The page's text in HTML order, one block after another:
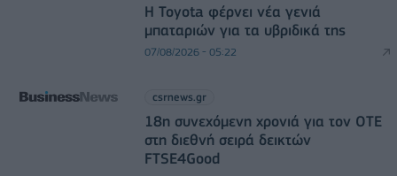
Η Toyota φέρνει νέα γενιά
μπαταριών για τα υβριδικά της
07/08/2026 - 05:22
csrnews.gr
18η συνεχόμενη χρονιά για τον ΟΤΕ
στη διεθνή σειρά δεικτών
FTSE4Good